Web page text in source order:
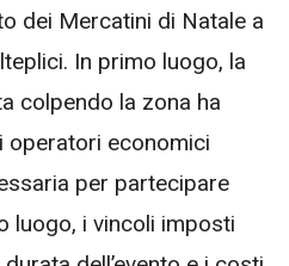
dei Mercatini di Natale a
In primo luogo, la
colpendo la zona ha
operatori economici
per partecipare
luogo, i vincoli imposti